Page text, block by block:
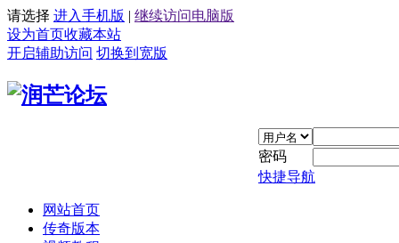
请选择 进入手机版 | 继续访问电脑版
设为首页收藏本站
开启辅助访问 切换到宽版
密码
快捷导航
网站首页
传奇版本